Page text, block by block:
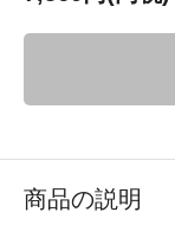
商品の説明